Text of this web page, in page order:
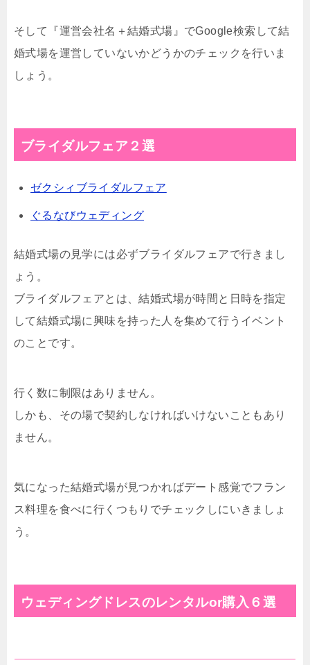
そして『運営会社名＋結婚式場』でGoogle検索して結
婚式場を運営していないかどうかのチェックを行いま
しょう。
ブライダルフェア２選
ゼクシィブライダルフェア
ぐるなびウェディング
結婚式場の見学には必ずブライダルフェアで行きまし
ょう。
ブライダルフェアとは、結婚式場が時間と日時を指定
して結婚式場に興味を持った人を集めて行うイベント
のことです。
行く数に制限はありません。
しかも、その場で契約しなければいけないこともあり
ません。
気になった結婚式場が見つかればデート感覚でフラン
ス料理を食べに行くつもりでチェックしにいきましょ
う。
ウェディングドレスのレンタルor購入６選